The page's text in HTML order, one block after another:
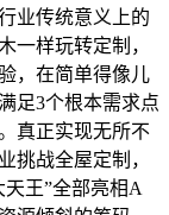
业传统意义上的
一样玩转定制，
，在简单得像儿
足3个根本需求点
真正实现无所不
挑战全屋定制，
王”全部亮相A